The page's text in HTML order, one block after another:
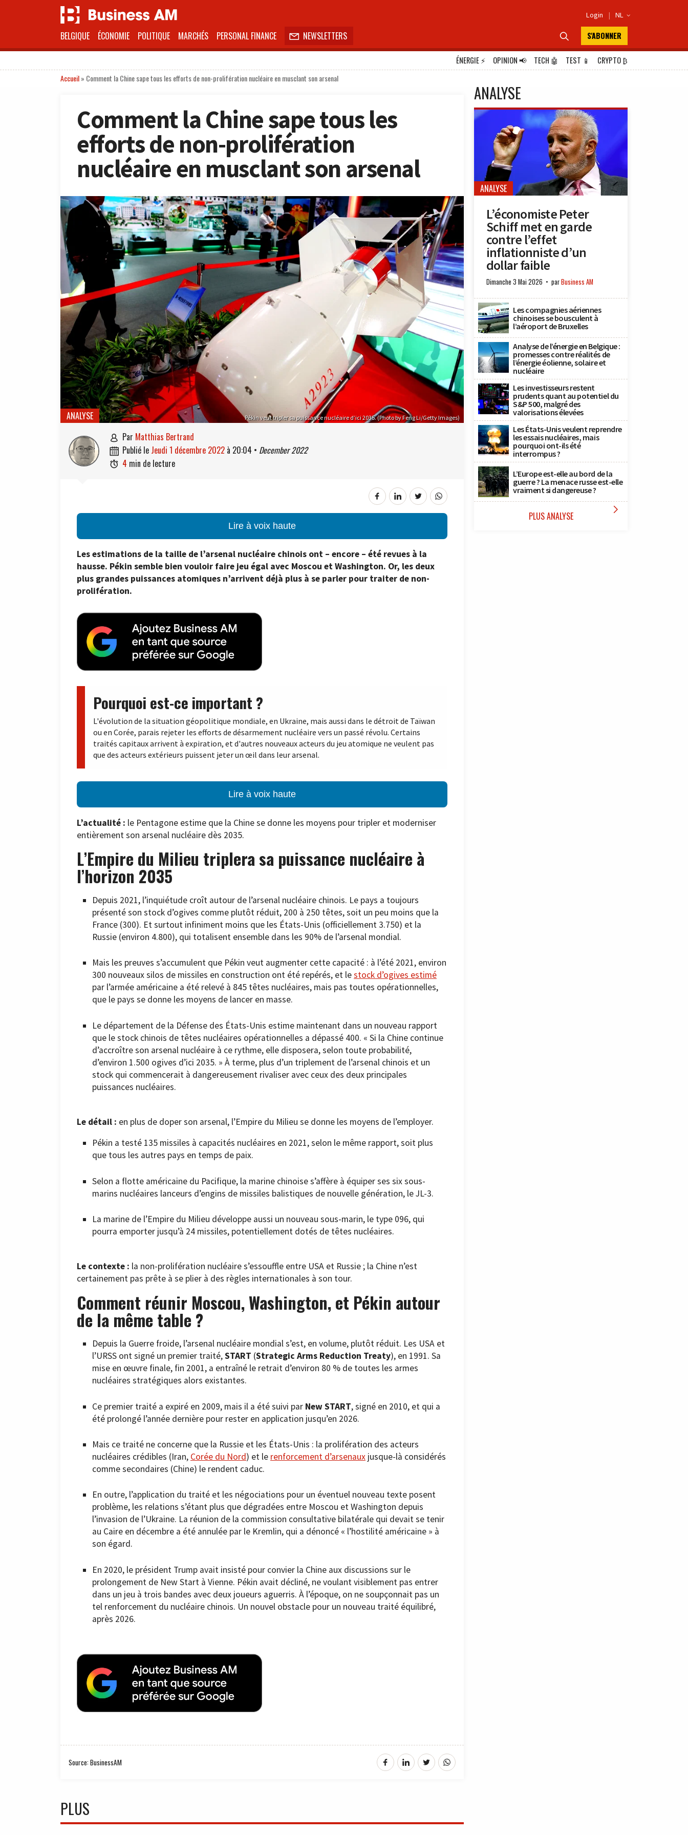
Login | NL 
BELGIQUE ÉCONOMIE POLITIQUE MARCHÉS PERSONAL FINANCE  NEWSLETTERS  S'ABONNER
ÉNERGIE⚡ OPINION📢 TECH 🤖 TEST 📱 CRYPTO₿
Accueil» Comment la Chine sape tous les efforts de non-prolifération nucléaire en musclant son arsenal
Comment la Chine sape tous les
efforts de non-prolifération
nucléaire en musclant son arsenal
Pékin veut tripler sa puissance nucléaire d’ici 2035. (Photo by Feng Li/Getty Images)
ANALYSE
 par Matthias Bertrand
 publié le jeudi 1 décembre 2022 à 20:04 • December 2022
 4 min de lecture
Lire à voix haute
Les estimations de la taille de l’arsenal nucléaire chinois ont – encore – été revues à la
hausse. Pékin semble bien vouloir faire jeu égal avec Moscou et Washington. Or, les deux
plus grandes puissances atomiques n’arrivent déjà plus à se parler pour traiter de non-
prolifération.
Pourquoi est-ce important ?
L'évolution de la situation géopolitique mondiale, en Ukraine, mais aussi dans le détroit de Taïwan
ou en Corée, parais rejeter les efforts de désarmement nucléaire vers un passé révolu. Certains
traités capitaux arrivent à expiration, et d'autres nouveaux acteurs du jeu atomique ne veulent pas
que des acteurs extérieurs puissent jeter un œil dans leur arsenal.
Lire à voix haute
L’actualité : le Pentagone estime que la Chine se donne les moyens pour tripler et moderniser
entièrement son arsenal nucléaire dès 2035.
L’Empire du Milieu triplera sa puissance nucléaire à
l’horizon 2035
Depuis 2021, l’inquiétude croît autour de l’arsenal nucléaire chinois. Le pays a toujours
présenté son stock d’ogives comme plutôt réduit, 200 à 250 têtes, soit un peu moins que la
France (300). Et surtout infiniment moins que les États-Unis (officiellement 3.750) et la
Russie (environ 4.800), qui totalisent ensemble dans les 90% de l’arsenal mondial.
Mais les preuves s’accumulent que Pékin veut augmenter cette capacité : à l’été 2021, environ
300 nouveaux silos de missiles en construction ont été repérés, et lestock d’ogives estimé
par l’armée américaine a été relevé à 845 têtes nucléaires, mais pas toutes opérationnelles,
que le pays se donne les moyens de lancer en masse.
Le département de la Défense des États-Unis estime maintenant dans un nouveau rapport
que le stock chinois de têtes nucléaires opérationnelles a dépassé 400. « Si la Chine continue
d’accroître son arsenal nucléaire à ce rythme, elle disposera, selon toute probabilité,
d’environ 1.500 ogives d’ici 2035. » À terme, plus d’un triplement de l’arsenal chinois et un
stock qui commencerait à dangereusement rivaliser avec ceux des deux principales
puissances nucléaires.
Le détail : en plus de doper son arsenal, l’Empire du Milieu se donne les moyens de l’employer.
Pékin a testé 135 missiles à capacités nucléaires en 2021, selon le même rapport, soit plus
que tous les autres pays en temps de paix.
Selon a flotte américaine du Pacifique, la marine chinoise s’affère à équiper ses six sous-
marins nucléaires lanceurs d’engins de missiles balistiques de nouvelle génération, le JL-3.
La marine de l’Empire du Milieu développe aussi un nouveau sous-marin, le type 096, qui
pourra emporter jusqu’à 24 missiles, potentiellement dotés de têtes nucléaires.
Le contexte : la non-prolifération nucléaire s’essouffle entre USA et Russie ; la Chine n’est
certainement pas prête à se plier à des règles internationales à son tour.
Comment réunir Moscou, Washington, et Pékin autour
de la même table ?
Depuis la Guerre froide, l’arsenal nucléaire mondial s’est, en volume, plutôt réduit. Les USA et
l’URSS ont signé un premier traité,START (Strategic Arms Reduction Treaty), en 1991. Sa
mise en œuvre finale, fin 2001, a entraîné le retrait d’environ 80 % de toutes les armes
nucléaires stratégiques alors existantes.
Ce premier traité a expiré en 2009, mais il a été suivi par New START, signé en 2010, et qui a
été prolongé l’année dernière pour rester en application jusqu’en 2026.
Mais ce traité ne concerne que la Russie et les États-Unis : la prolifération des acteurs
nucléaires crédibles (Iran, Corée du Nord) et le renforcement d’arsenaux jusque-là considérés
comme secondaires (Chine) le rendent caduc.
En outre, l’application du traité et les négociations pour un éventuel nouveau texte posent
problème, les relations s’étant plus que dégradées entre Moscou et Washington depuis
l’invasion de l’Ukraine. La réunion de la commission consultative bilatérale qui devait se tenir
au Caire en décembre a été annulée par le Kremlin, qui a dénoncé « l’hostilité américaine » à
son égard.
En 2020, le président Trump avait insisté pour convier la Chine aux discussions sur le
prolongement de New Start à Vienne. Pékin avait décliné, ne voulant visiblement pas entrer
dans un jeu à trois bandes avec deux joueurs aguerris. À l’époque, on ne soupçonnait pas un
tel renforcement du nucléaire chinois. Un nouvel obstacle pour un nouveau traité équilibré,
après 2026.
Source: BusinessAM
PLUS
ANALYSE
ANALYSE
L’économiste Peter
Schiff met en garde
contre l’effet
inflationniste d’un
dollar faible
Dimanche 3 Mai 2026 parBusiness AM
Les compagnies aériennes
chinoises se bousculent à
l’aéroport de Bruxelles
Analyse de l’énergie en Belgique :
promesses contre réalités de
l’énergie éolienne, solaire et
nucléaire
Les investisseurs restent
prudents quant au potentiel du
S&P 500, malgré des
valorisations élevées
Les États-Unis veulent reprendre
les essais nucléaires, mais
pourquoi ont-ils été
interrompus ?
L’Europe est-elle au bord de la
guerre ? La menace russe est-elle
vraiment si dangereuse ?
PLUS ANALYSE 